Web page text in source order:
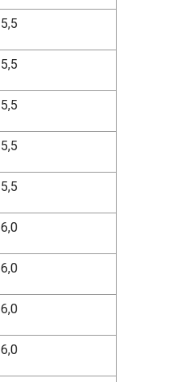
5,5
5,5
5,5
5,5
5,5
6,0
6,0
6,0
6,0